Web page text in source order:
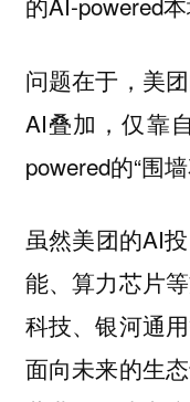
问题在于，美
AI叠加，仅靠
powered的“围墙
虽然美团的AI
能、算力芯片
科技、银河通
面向未来的生